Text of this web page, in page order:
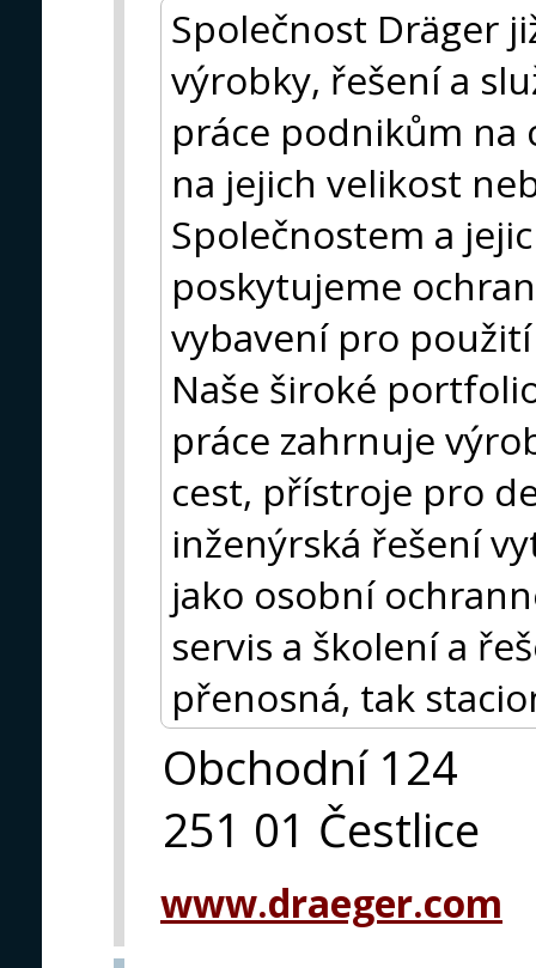
Společnost Dräger
výrobky, řešení a
práce podnikům na
na jejich velikost
Společnostem a
poskytujeme
vybavení pro
Naše široké
práce zahrnuje
cest, přístroje pro
inženýrská řešení
jako osobní
servis a školení a
přenosná, tak
Obchodní 124
251 01 Čestlice
www.draeger.com